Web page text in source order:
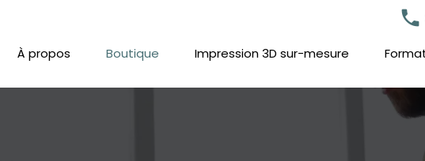
À propos Boutique Impression 3D sur-mesure
local_phone